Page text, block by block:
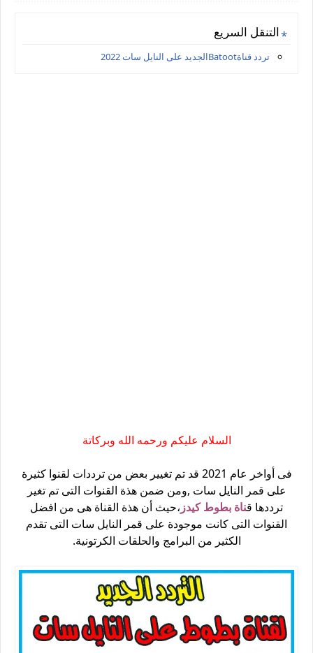
التنقل السريع
تردد قناةBatootالجديد على النايل سات 2022
السلام عليكم ورحمه الله وبركاتة
فى أواخر عام 2021 قد تم تغيير بعض من ترددات لقنوا كثيرة
على قمر النايل سات ,ومن ضمن هذة القنوات التى تم تغير
ترددها قناة بطوط كيدز ،حيث أن هذة القناة هى من افضل
القنوات التى كانت موجودة على قمر النايل سات التى تقدم
الكثير من البرامج والحلقات الكرتونية.